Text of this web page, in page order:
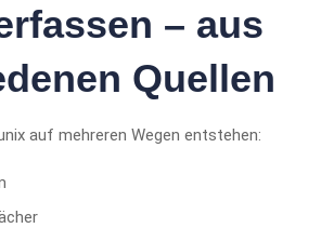
– aus
Quellen
auf mehreren Wegen entstehen: